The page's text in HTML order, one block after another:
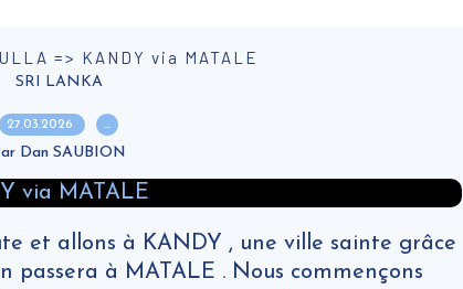
=> KANDY via MATALE
SRI LANKA
27.03.2026 …
Dan SAUBION
et allons à KANDY , une ville sainte grâce
passera à MATALE . Nous commençons